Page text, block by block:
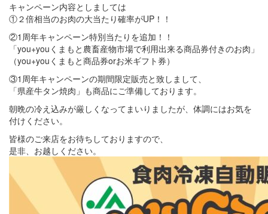
キャンペーン内容としましては
①２倍相当のお肉の大当たり確率がUP！！
②1周年キャンペーン特別当たりを追加！！
「you+youくまもと農畜産物市場で利用出来る商品券付きのお肉」
（you+youくまもと商品券orお米ギフト券）
③1周年キャンペーンの期間限定販売と致しまして、
「県産牛タン焼肉」も商品にご準備しております。
朝晩の冷え込みが厳しくなってまいりましたが、体調にはお気を
付けください。
皆様のご来店をお待ちしておりますので、
是非、お越しください。